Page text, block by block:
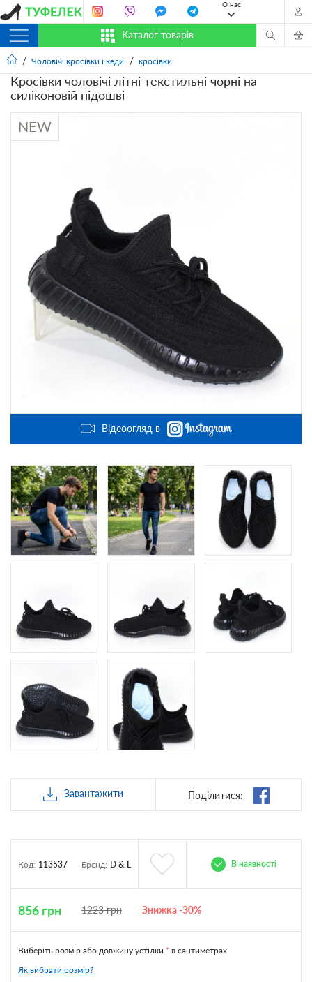
О нас
Каталог товарів
Чоловічі кросівки і кеди кросівки
Кросівки чоловічі літні текстильні чорні на
силіконовій підошві
Відеоогляд в
Завантажити Поділитися:
Код: 113537 Бренд: D & L В наявності
856 грн 1223грн Знижка -30%
Виберіть розмір або довжину устілки * в сантиметрах
Як вибрати розмір?